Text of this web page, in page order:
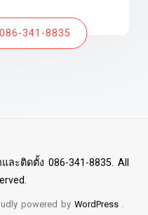
341-8835
ะติดตั้ง 086-341-8835. All
powered by WordPress.